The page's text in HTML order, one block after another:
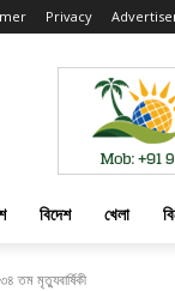
Privacy
বিদেশ খেলা
তম মৃত্যুবার্ষিকী